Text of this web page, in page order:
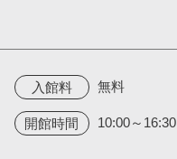
入館料 無料
開館時間 10:00～16:30